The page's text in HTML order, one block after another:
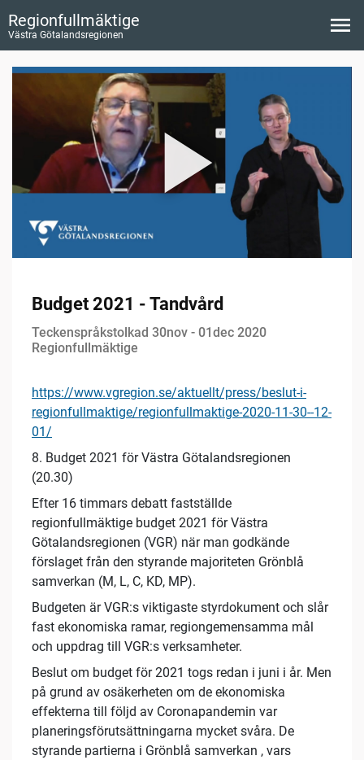
Regionfullmäktige
Västra Götalandsregionen
Budget 2021 - Tandvård
Teckenspråkstolkad 30nov - 01dec 2020
Regionfullmäktige
https://www.vgregion.se/aktuellt/press/beslut-i-
regionfullmaktige/regionfullmaktige-2020-11-30--12-
01/
8. Budget 2021 för Västra Götalandsregionen
(20.30)
Efter 16 timmars debatt fastställde
regionfullmäktige budget 2021 för Västra
Götalandsregionen (VGR) när man godkände
förslaget från den styrande majoriteten Grönblå
samverkan (M, L, C, KD, MP).
Budgeten är VGR:s viktigaste styrdokument och slår
fast ekonomiska ramar, regiongemensamma mål
och uppdrag till VGR:s verksamheter.
Beslut om budget för 2021 togs redan i juni i år. Men
på grund av osäkerheten om de ekonomiska
effekterna till följd av Coronapandemin var
planeringsförutsättningarna mycket svåra. De
styrande partierna i Grönblå samverkan , vars